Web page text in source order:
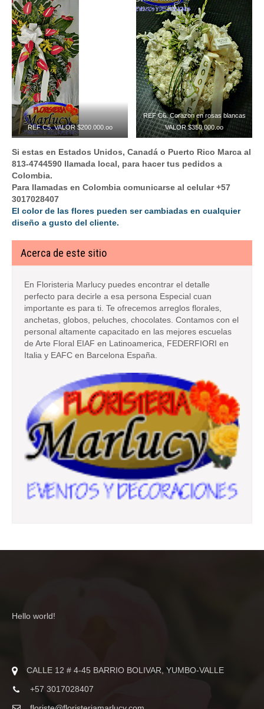
REF C5. VALOR $200.000.oo
REF C6. Corazon en rosas blancas
VALOR $350.000.oo
Si estas en Estados Unidos, Canadá o Puerto Rico Marca al
813-4744590 llamada local, para hacer tus pedidos a
Colombia.
Para llamadas en Colombia comunicarse al celular +57
3017028407
El color de las flores pueden ser cambiadas en cualquier
diseño a gusto del cliente.
Acerca de este sitio
En Floristeria Marlucy puedes encontrar el detalle
perfecto para decirle a esa persona Especial cuan
importante es para ti. Te ofrecemos arreglos florales,
anchetas, globos, peluches, chocolates. Contamos con el
personal altamente capacitado en las mejores escuelas
de Arte Floral EIAF en Latinoamerica, FEDERFIORI en
Italia y EAFC en Barcelona España.
Hello world!
CALLE 12 # 4-45 BARRIO BOLIVAR, YUMBO-VALLE
+57 3017028407